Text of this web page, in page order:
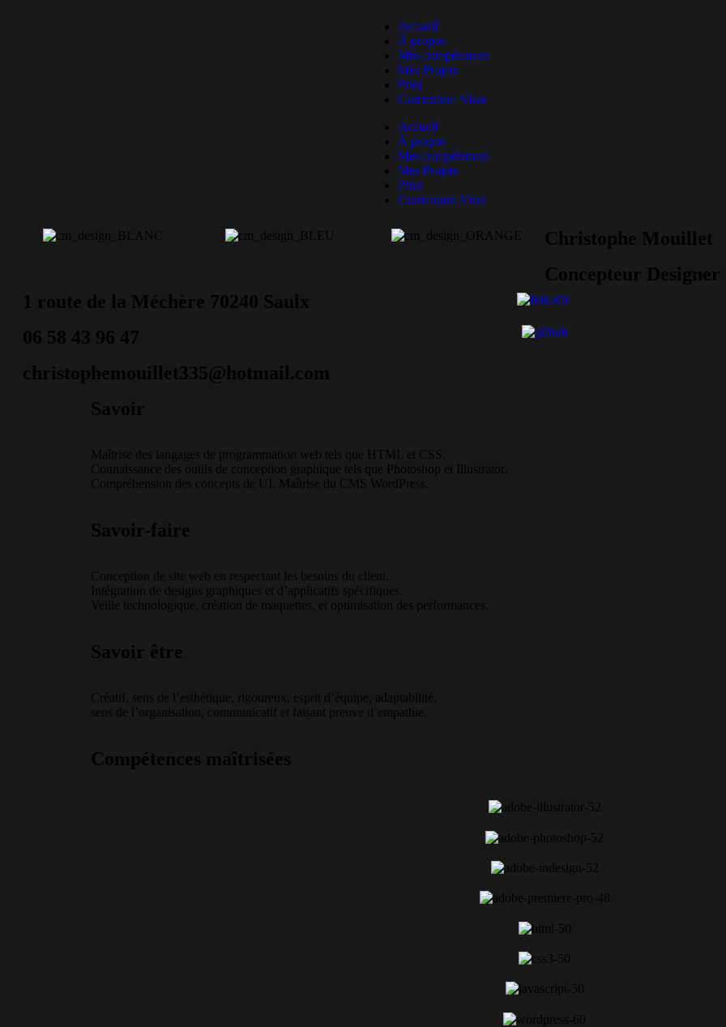
Accueil
À propos
Mes compétences
Mes Projets
Print
Curriculum Vitae
Accueil
À propos
Mes compétences
Mes Projets
Print
Curriculum Vitae
Christophe Mouillet
Concepteur
1 route de la Méchère 70240 Saulx
06 58 43 96 47
christophemouillet335@hotmail.com
Savoir
Maîtrise des langages de programmation web tels que HTML et CSS.
Connaissance des outils de conception graphique tels que Photoshop et Illustrator.
Compréhension des concepts de UI. Maîtrise du CMS WordPress.
Savoir-faire
Conception de site web en respectant les besoins du client.
Intégration de designs graphiques et d’applicatifs spécifiques.
Veille technologique, création de maquettes, et optimisation des performances.
Savoir être
Créatif, sens de l’esthétique, rigoureux, esprit d’équipe, adaptabilité,
sens de l’organisation, communicatif et faisant preuve d’empathie.
Compétences maîtrisées